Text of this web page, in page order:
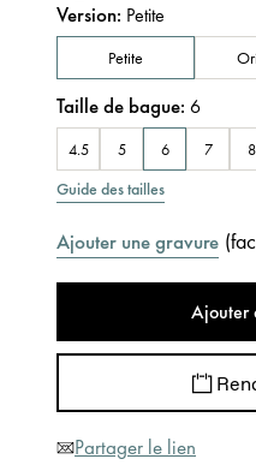
Version: Petite
Petite
Taille de bague:6
4.5 5 6 7 8
Guide des tailles
Ajouter une gravure (
Ajouter
Partager le lien